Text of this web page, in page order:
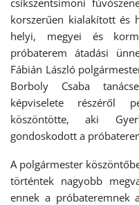
csíkszentsimoni
korszerűen kialakított és
helyi, megyei és
próbaterem átadási
Fábián László
Borboly Csaba
képviselete részéről
köszöntötte, aki
gondoskodott a
A polgármester
történtek nagyobb
ennek a próbateremnek